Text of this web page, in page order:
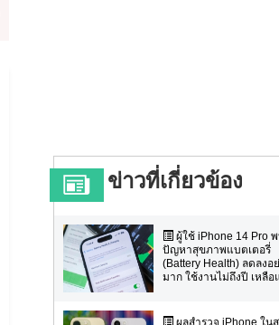
ข่าวที่เกี่ยวข้อง
ผู้ใช้ iPhone 14 Pro
ปัญหาสุขภาพแบตเตอรี่
(Battery Health) ลดลงอ
มาก ใช้งานไม่ถึงปี เหลือแ
ผลสำรวจ iPhone ใน